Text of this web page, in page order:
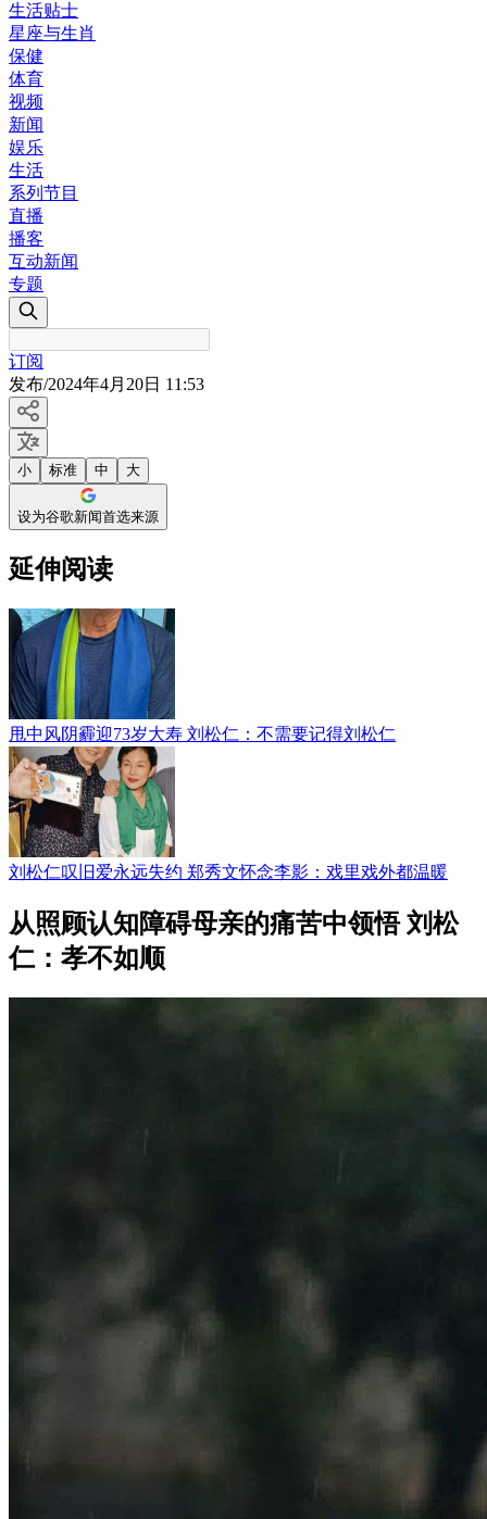
生活贴士
星座与生肖
保健
体育
视频
新闻
娱乐
生活
系列节目
直播
播客
互动新闻
专题
订阅
发布/2024年4月20日 11:53
小 标准 中 大
设为谷歌新闻首选来源
延伸阅读
甩中风阴霾迎73岁大寿 刘松仁：不需要记得刘松仁
刘松仁叹旧爱永远失约 郑秀文怀念李影：戏里戏外都温暖
从照顾认知障碍母亲的痛苦中领悟 刘松
仁：孝不如顺